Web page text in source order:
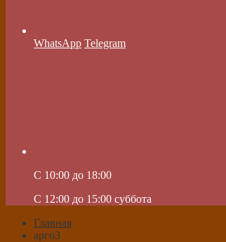
WhatsApp Telegram
C 10:00 до 18:00
C 12:00 до 15:00 суббота
Главная
арго3